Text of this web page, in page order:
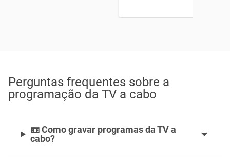
Perguntas frequentes sobre a
programação da TV a cabo
📼 Como gravar programas da TV a
cabo?